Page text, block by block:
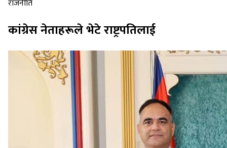
राजनीति
कांग्रेस नेताहरूले भेटे राष्ट्रपतिलाई